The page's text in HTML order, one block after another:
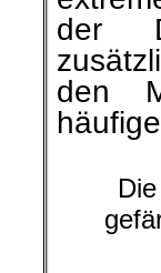
den
Der